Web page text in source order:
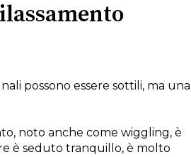
possono essere sottili, ma una
noto anche come wiggling, è
è seduto tranquillo, è molto